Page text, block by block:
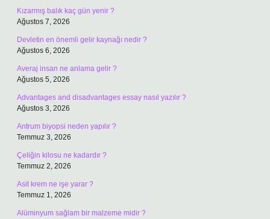
Kızarmış balık kaç gün yenir ?
Ağustos 7, 2026
Devletin en önemli gelir kaynağı nedir ?
Ağustos 6, 2026
Averaj insan ne anlama gelir ?
Ağustos 5, 2026
Advantages and disadvantages essay nasıl yazılır ?
Ağustos 3, 2026
Antrum biyopsi neden yapılır ?
Temmuz 3, 2026
Çeliğin kilosu ne kadardır ?
Temmuz 2, 2026
Asit krem ne işe yarar ?
Temmuz 1, 2026
Alüminyum sağlam bir malzeme midir ?